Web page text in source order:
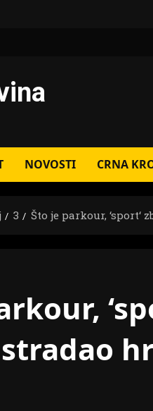
NOVOSTI CRNA
3 Što je parkour,